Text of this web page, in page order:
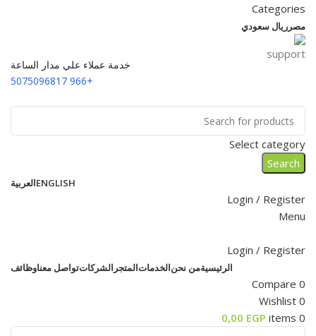
Categories
مصر ريال سعودي
خدمة عملاء علي مدار الساعة
+966 5075096817
Select category
Search
ENGLISHالعربية
Login / Register
Menu
Login / Register
الرئيسيةمن نحنالخدماتالمتجر الشركاتتواصل معناوظائف
0
Compare
0
Wishlist
0
items
0,00 EGP